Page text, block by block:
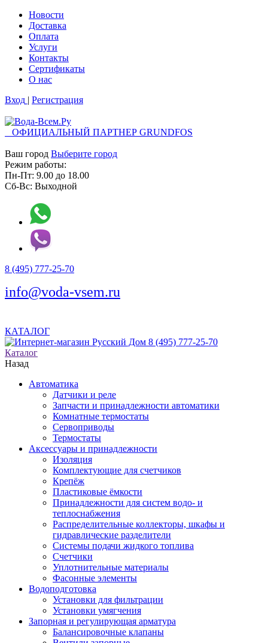
Новости
Доставка
Оплата
Услуги
Контакты
Cертификаты
О нас
Вход | Регистрация
ОФИЦИАЛЬНЫЙ ПАРТНЕР GRUNDFOS
Ваш город Выберите город
Режим работы:
Пн-Пт: 9.00 до 18.00
Сб-Вс: Выходной
8 (495) 777-25-70
info@voda-vsem.ru
КАТАЛОГ
8 (495) 777-25-70
Каталог
Назад
Автоматика
Датчики и реле
Запчасти и принадлежности автоматики
Комнатные термостаты
Сервоприводы
Термостаты
Аксессуары и принадлежности
Изоляция
Комплектующие для счетчиков
Крепёж
Пластиковые ёмкости
Принадлежности для систем водо- и
теплоснабжения
Распределительные коллекторы, шкафы и
гидравлические разделители
Системы подачи жидкого топлива
Счетчики
Уплотнительные материалы
Фасонные элементы
Водоподготовка
Установки для фильтрации
Установки умягчения
Запорная и регулирующая арматура
Балансировочные клапаны